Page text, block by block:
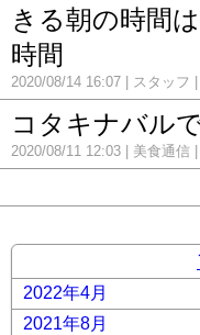
きる朝の時間
時間
2020/08/14 16:07 スタッフ
コタキナバル
2020/08/11 12:03 美食通信
2022年4月
2021年8月